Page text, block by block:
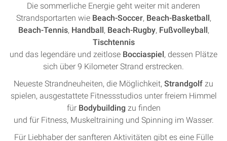
Die sommerliche Energie geht weiter mit anderen
Strandsportarten wie Beach-Soccer, Beach-Basketball,
Beach-Tennis, Handball, Beach-Rugby, Fußvolleyball,
Tischtennis
und das legendäre und zeitlose Bocciaspiel, dessen Plätze
sich über 9 Kilometer Strand erstrecken.
Neueste Strandneuheiten, die Möglichkeit, Strandgolf zu
spielen, ausgestattete Fitnessstudios unter freiem Himmel
für Bodybuilding zu finden
und für Fitness, Muskeltraining und Spinning im Wasser.
Für Liebhaber der sanfteren Aktivitäten gibt es eine Fülle